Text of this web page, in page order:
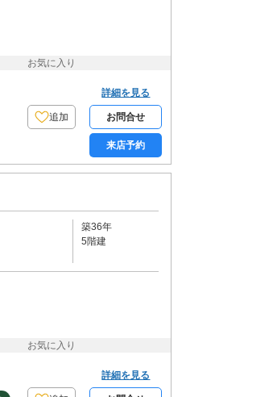
お気に入り
追加
詳細を見る
お問合せ
来店予約
築36年
5階建
お気に入り
詳細を見る